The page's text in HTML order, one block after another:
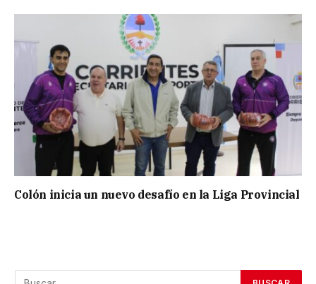
Colón inicia un nuevo desafío en la Liga Provincial